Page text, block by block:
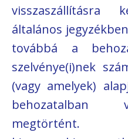
általános
továbbá a
szelvénye(i)nek
(vagy amelyek)
behozatalban
megtörtént.